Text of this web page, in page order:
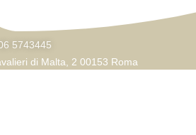
5743445
di Malta, 2 00153 Roma